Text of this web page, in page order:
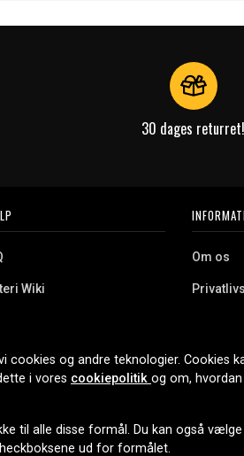
30 dages returret!
Wiki
Om os
Cookies
cookies og andre teknologier. Cookies
i vores cookiepolitik og om, hvordan
til alle disse formål. Du kan også
ud for formålet.